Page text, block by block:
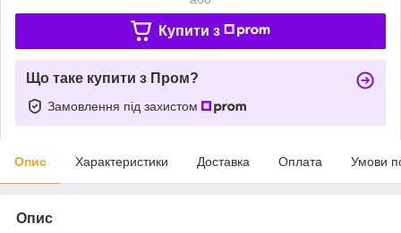
Купити з
Що таке купити з Пром?
Замовлення під захистом
Опис Характеристики Доставка Оплата Умови
Опис